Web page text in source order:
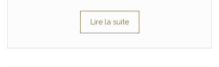
Lire la suite